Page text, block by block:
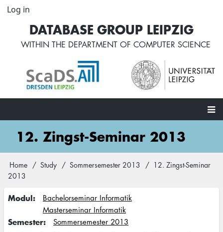
Skip
content
User
account
menu
Log in
DATABASE GROUP LEIPZIG
WITHIN THE DEPARTMENT OF COMPUTER SCIENCE
Main12. Zingst-Seminar 2013
Breadcrumb
Home Study Sommersemester 2013
12. Zingst-Seminar
2013
Modul
Bachelorseminar Informatik
Masterseminar Informatik
Semester Sommersemester 2013